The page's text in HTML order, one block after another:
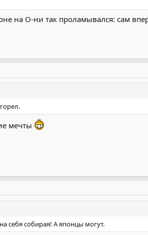
на О-ни так проламывался: сам
мечты
себя собирая! А японцы могут.